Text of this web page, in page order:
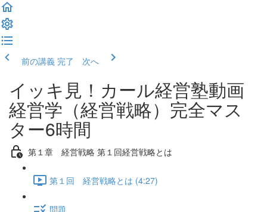
前の講義 完了 次へ
イッキ見！カール経営塾動画
経営学（経営戦略）完全マス
ター6時間
第１章 経営戦略 第１回経営戦略とは
第１回 経営戦略とは (4:27)
問題